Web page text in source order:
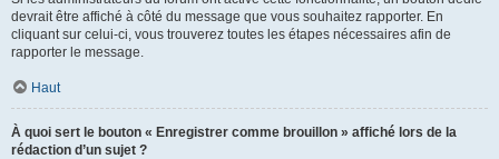
devrait être affiché à côté du message que vous souhaitez rapporter. En
cliquant sur celui-ci, vous trouverez toutes les étapes nécessaires afin de
rapporter le message.
Haut
À quoi sert le bouton « Enregistrer comme brouillon » affiché lors de la
rédaction d’un sujet ?